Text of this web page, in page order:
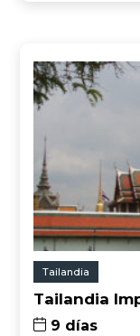
Tailandia
Tailandia
9 días